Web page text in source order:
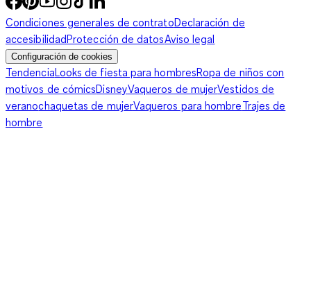
con la ropa y los complementos más bonitos del mercado,
siempre fabricados con los mejores materiales. ¡Convierte a tu
pequeña en una auténtica princesa con C&A!
Condiciones generales de contratoDeclaración de
accesibilidadProtección de datosAviso legal
Configuración de cookies
TendenciaLooks de fiesta para hombresRopa de niños con
motivos de cómicsDisneyVaqueros de mujerVestidos de
veranochaquetas de mujerVaqueros para hombreTrajes de
hombre